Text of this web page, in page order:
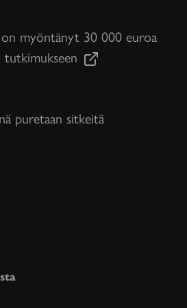
on myöntänyt 30 000 euroa
tutkimukseen
puretaan sitkeitä